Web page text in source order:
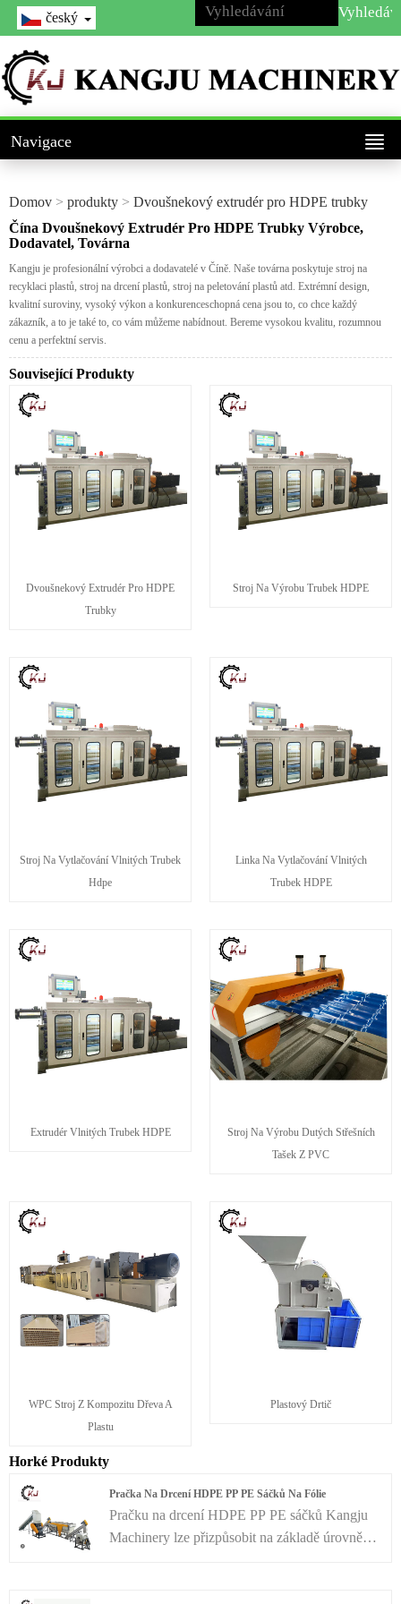
český
Navigace
Domov > produkty > Dvoušnekový extrudér pro HDPE trubky
Čína Dvoušnekový Extrudér Pro HDPE Trubky Výrobce,
Dodavatel, Továrna
Kangju je profesionální výrobci a dodavatelé v Číně. Naše továrna poskytuje stroj na
recyklaci plastů, stroj na drcení plastů, stroj na peletování plastů atd. Extrémní design,
kvalitní suroviny, vysoký výkon a konkurenceschopná cena jsou to, co chce každý
zákazník, a to je také to, co vám můžeme nabídnout. Bereme vysokou kvalitu, rozumnou
cenu a perfektní servis.
Související Produkty
Dvoušnekový Extrudér Pro HDPE
Trubky
Stroj Na Výrobu Trubek HDPE
Stroj Na Vytlačování Vlnitých Trubek
Hdpe
Linka Na Vytlačování Vlnitých
Trubek HDPE
Extrudér Vlnitých Trubek HDPE
Stroj Na Výrobu Dutých Střešních
Tašek Z PVC
WPC Stroj Z Kompozitu Dřeva A
Plastu
Plastový Drtič
Horké Produkty
Pračka Na Drcení HDPE PP PE Sáčků Na Fólie
Pračku na drcení HDPE PP PE sáčků Kangju
Machinery lze přizpůsobit na základě úrovně